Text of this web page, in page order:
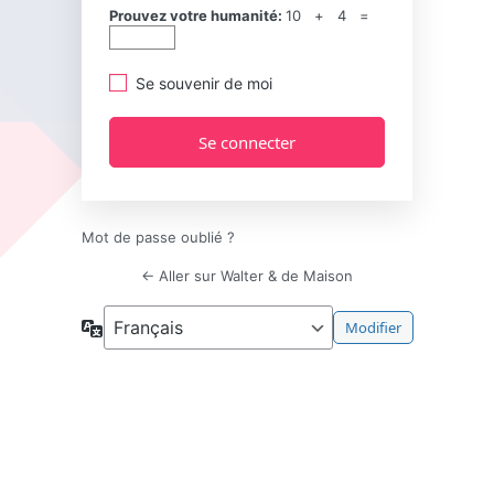
Prouvez votre humanité: 10 + 4 =
Se souvenir de moi
Mot de passe oublié ?
← Aller sur Walter & de Maison
Langue